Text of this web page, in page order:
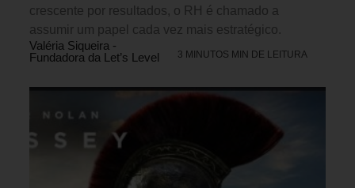
crescente por resultados, o RH é chamado a
assumir um papel cada vez mais estratégico.
Valéria Siqueira -
Fundadora da Let’s Level
3 MINUTOS MIN DE LEITURA